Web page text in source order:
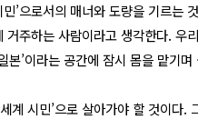
민’으로서의 매너와 도량을 기르는
거주하는 사람이라고 생각한다. 우
일본’이라는 공간에 잠시 몸을 맡
계 시민’으로 살아가야 할 것이